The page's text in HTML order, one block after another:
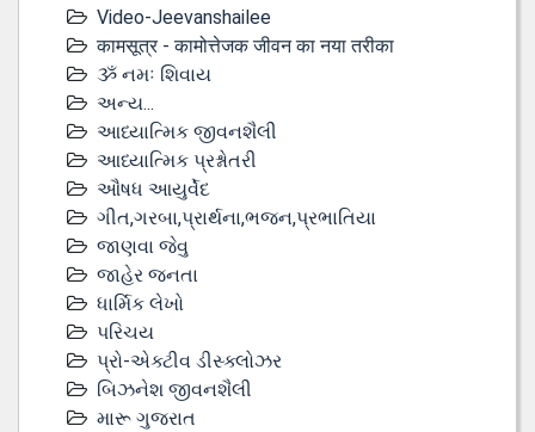
Video-Jeevanshailee
कामसूत्र - कामोत्तेजक जीवन का नया तरीका
ૐ નમઃ શિવાય
અન્ય...
આધ્યાત્મિક જીવનશૈલી
આધ્યાત્મિક પ્રશ્નોતરી
ઔષધ આયુર્વેદ
ગીત,ગરબા,પ્રાર્થના,ભજન,પ્રભાતિયા
જાણવા જેવુ
જાહેર જનતા
ધાર્મિક લેખો
પરિચય
પ્રો-એક્ટીવ ડીસ્‍ક્લોઝર
બિઝનેશ જીવનશૈલી
મારૂ ગુજરાત